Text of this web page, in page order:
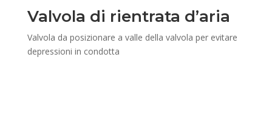
Valvola di rientrata d’aria
Valvola da posizionare a valle della valvola per evitare
depressioni in condotta